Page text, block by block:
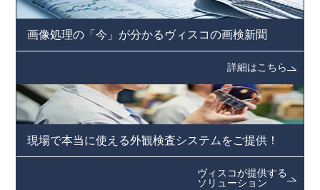
画像処理の「今」が分かる ヴィスコの画検新聞
詳細はこちら
現場で本当に使える外観検査システムをご提供！
ヴィスコが提供する
ソリューション